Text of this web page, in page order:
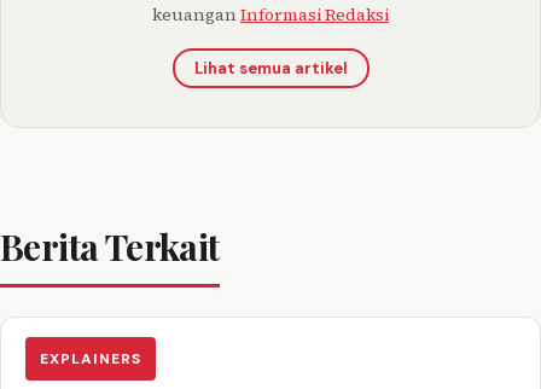
keuangan Informasi Redaksi
Lihat semua artikel
Berita Terkait
EXPLAINERS